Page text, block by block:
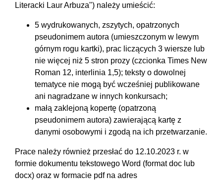
Literacki Laur Arbuza") należy umieścić:
5 wydrukowanych, zszytych, opatrzonych
pseudonimem autora (umieszczonym w lewym
górnym rogu kartki), prac liczących 3 wiersze lub
nie więcej niż 5 stron prozy (czcionka Times New
Roman 12, interlinia 1,5); teksty o dowolnej
tematyce nie mogą być wcześniej publikowane
ani nagradzane w innych konkursach;
małą zaklejoną kopertę (opatrzoną
pseudonimem autora) zawierającą kartę z
danymi osobowymi i zgodą na ich przetwarzanie.
Prace należy również przesłać do 12.10.2023 r. w
formie dokumentu tekstowego Word (format doc lub
docx) oraz w formacie pdf na adres